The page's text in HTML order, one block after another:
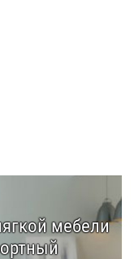
мебели